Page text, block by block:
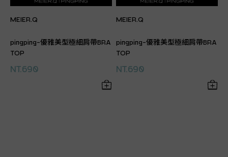
MEIER.Q
pingping-優雅美型極細肩帶BRA
TOP
NT.690
MEIER.Q
pingping-優雅美型極細肩帶BRA
TOP
NT.690